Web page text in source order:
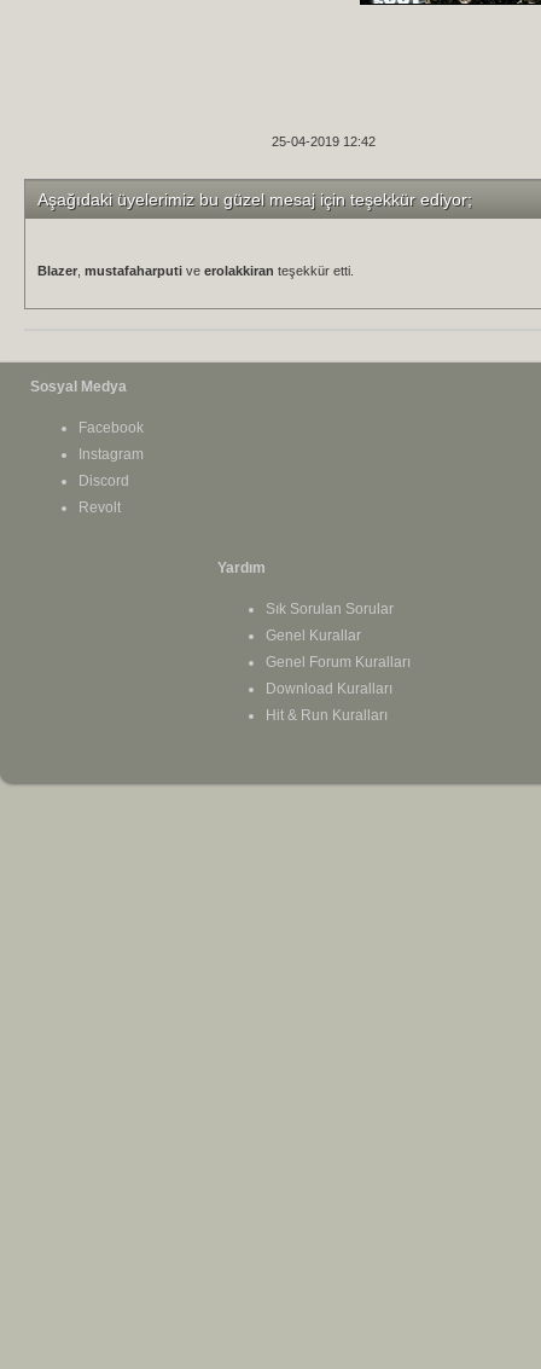
25-04-2019 12:42
Aşağıdaki üyelerimiz bu güzel mesaj için teşekkür ediyor;
Blazer mustafaharputi ve erolakkiran teşekkür etti.
Sosyal Medya
Facebook
Instagram
Discord
Revolt
Yardım
Sık Sorulan Sorular
Genel Kurallar
Genel Forum Kuralları
Download Kuralları
Hit & Run Kuralları